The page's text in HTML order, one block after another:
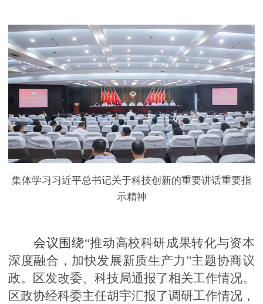
集体学习习近平总书记关于科技创新的重要讲话重要指
示精神
会议围绕“推动高校科研成果转化与资本
深度融合，加快发展新质生产力 ”主题协商议
政。区发改委、科技局通报了相关工作情况。
区政协经科委主任胡宇汇报了调研工作情况，